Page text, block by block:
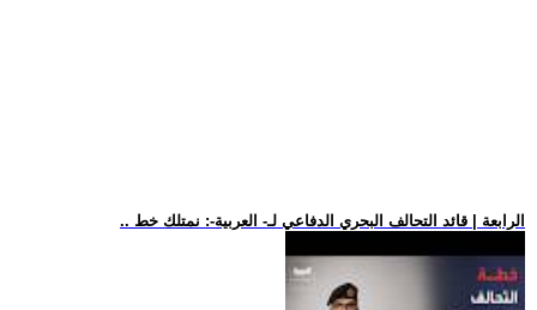
.. الرابعة | قائد التحالف البحري الدفاعي لـ- العربية-: نمتلك خط